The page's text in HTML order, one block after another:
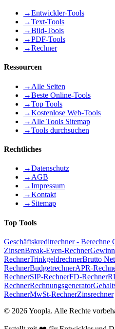
→Entwickler-Tools
→Text-Tools
→Bild-Tools
→PDF-Tools
→Rechner
Ressourcen
→ Alle Seiten
→Beste Online-Tools
→Top Tools
→Kostenlose Web-Tools
→ Alle Tools Sitemap
→Tools durchsuchen
Rechtliches
→Datenschutz
→ AGB
→Impressum
→Kontakt
→ Sitemap
Top Tools
Geschäftskreditrechner - Berechne
ZinsenBreak-Even-Rechner
RechnerTrinkgeldrechnerBrutto
RechnerBudgetrechnerAPR-
RechnerSIP-RechnerFD-Rechner
RechnerRechnungsgenerator
RechnerMwSt-RechnerZinsrechner
© 2026Yoopla. Alle Rechte